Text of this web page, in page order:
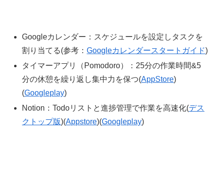
Googleカレンダー：スケジュールを設定しタスクを
割り当てる(参考：Googleカレンダースタートガイド)
タイマーアプリ（Pomodoro）：25分の作業時間&5
分の休憩を繰り返し集中力を保つ(AppStore)
(Googleplay)
Notion：Todoリストと進捗管理で作業を高速化(デス
クトップ版)(Appstore)(Googleplay)